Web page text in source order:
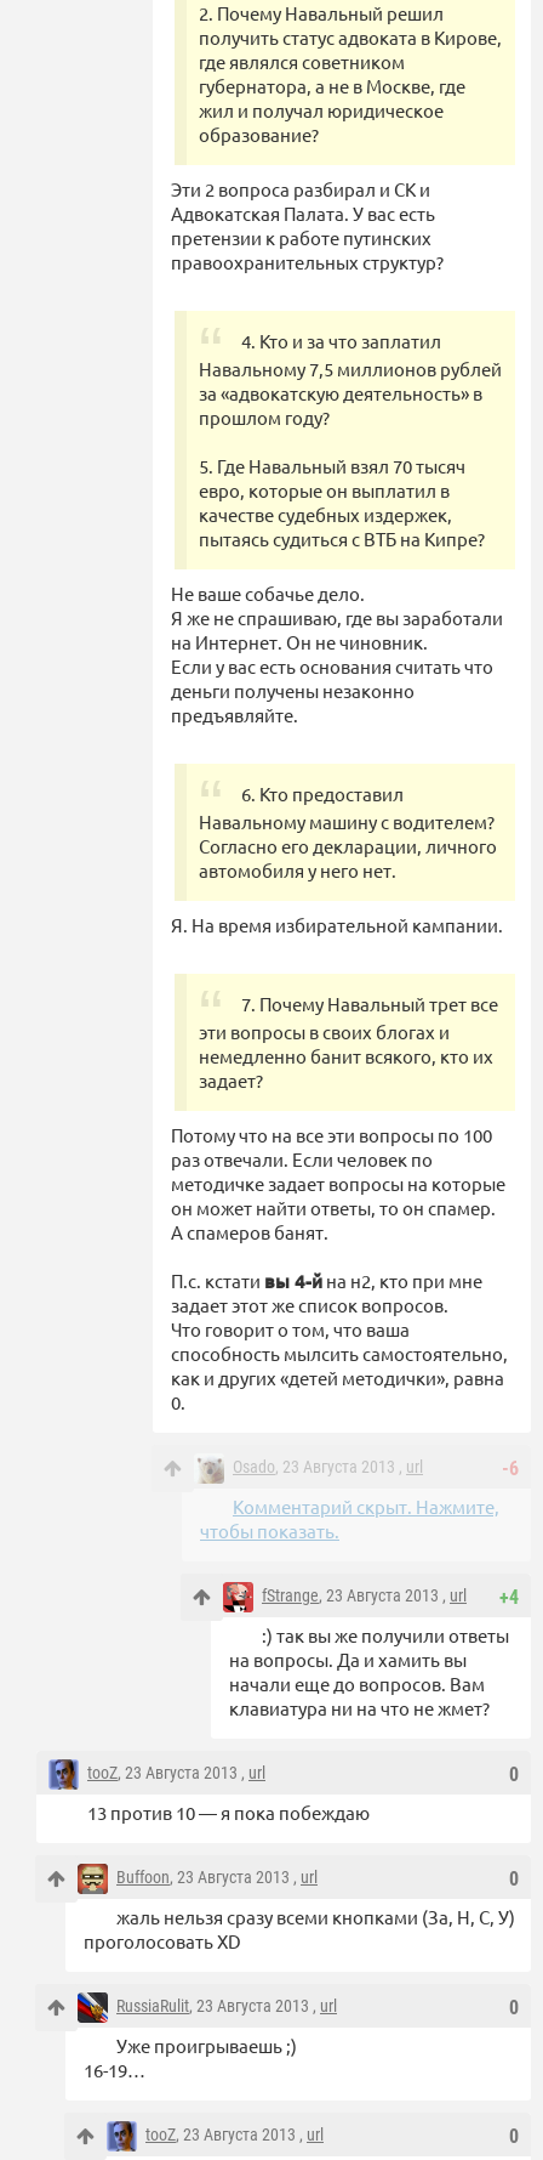
2. Почему Навальный решил
получить статус адвоката в Кирове,
где являлся советником
губернатора, а не в Москве, где
жил и получал юридическое
образование?
Эти 2 вопроса разбирал и СК и
Адвокатская Палата. У вас есть
претензии к работе путинских
правоохранительных структур?
4. Кто и за что заплатил
Навальному 7,5 миллионов рублей
за «адвокатскую деятельность» в
прошлом году?
5. Где Навальный взял 70 тысяч
евро, которые он выплатил в
качестве судебных издержек,
пытаясь судиться с ВТБ на Кипре?
Не ваше собачье дело.
Я же не спрашиваю, где вы заработали
на Интернет. Он не чиновник.
Если у вас есть основания считать что
деньги получены незаконно
предъявляйте.
6. Кто предоставил
Навальному машину с водителем?
Согласно его декларации, личного
автомобиля у него нет.
Я. На время избирательной кампании.
7. Почему Навальный трет все
эти вопросы в своих блогах и
немедленно банит всякого, кто их
задает?
Потому что на все эти вопросы по 100
раз отвечали. Если человек по
методичке задает вопросы на которые
он может найти ответы, то он спамер.
А спамеров банят.
П.с. кстати вы 4-й на н2, кто при мне
задает этот же список вопросов.
Что говорит о том, что ваша
способность мылсить самостоятельно,
как и других «детей методички», равна
0.
-6
Osado, 23 Августа 2013 , url
Комментарий скрыт. Нажмите,
чтобы показать.
+4
fStrange, 23 Августа 2013 , url
:) так вы же получили ответы
на вопросы. Да и хамить вы
начали еще до вопросов. Вам
клавиатура ни на что не жмет?
0
tooZ, 23 Августа 2013 , url
13 против 10 — я пока побеждаю
0
Buffoon, 23 Августа 2013 , url
жаль нельзя сразу всеми кнопками (За, Н, С, У)
проголосовать XD
0
RussiaRulit, 23 Августа 2013 , url
Уже проигрываешь ;)
16-19…
0
tooZ, 23 Августа 2013 , url